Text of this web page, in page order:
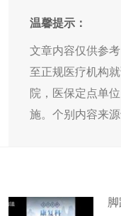
温馨提示：
文章内容仅供参
至正规医疗机构
院，医保定点单
施。个别内容来